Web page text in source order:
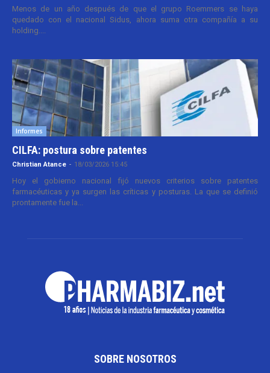
Menos de un año después de que el grupo Roemmers se haya
quedado con el nacional Sidus, ahora suma otra compañía a su
holding....
Informes
CILFA: postura sobre patentes
Christian Atance - 18/03/2026 15:45
Hoy el gobierno nacional fijó nuevos criterios sobre patentes
farmacéuticas y ya surgen las críticas y posturas. La que se definió
prontamente fue la...
SOBRE NOSOTROS